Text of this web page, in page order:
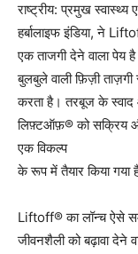
राष्ट्रीय: प्रमुख
हर्बालाइफ इंडिया, ने
एक ताजगी देने वाला पेय
बुलबुले वाली फ़िज़ी
करता है। तरबूज के स्वाद
लिफ़्टऑफ़® को सक्रिय
एक विकल्प
के रूप में तैयार किया गया
Liftoff® का लॉन्च ऐसे
जीवनशैली को बढ़ावा देने